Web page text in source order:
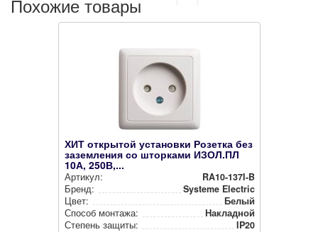
Похожие товары
ХИТ открытой установки Розетка без
заземления со шторками ИЗОЛ.ПЛ
10А, 250В,...
Артикул:
RA10-137I-B
Бренд:
Systeme Electric
Цвет:
Белый
Способ монтажа:
Накладной
Степень защиты:
IP20